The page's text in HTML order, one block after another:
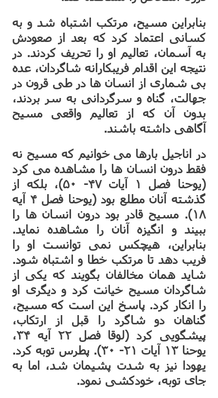
بنابراین مسیح، مرتکب اشتباه شد و به
کسانی اعتماد کرد که بعد از صعودش
به آسمان، تعالیم او را تحریف کردند. در
نتیجه این اقدام فریبکارانه شاگردان، عده
بی شماری از انسان ها در طی قرون در
جهالت، گناه و سرگردانی به سر بردند،
بدون آن که از تعالیم واقعی مسیح
آگاهی داشته باشند.
در اناجیل بارها می خوانیم که مسیح نه
فقط درون انسان ها را مشاهده می کرد
(یوحنا فصل ۱ آیات ۴۷- ۵۰)، بلکه از
گذشته آنان مطلع بود (یوحنا فصل ۴ آیه
۱۸). مسیح قادر بود درون انسان ها را
ببیند و انگیزه آنان را مشاهده نماید.
بنابراین، هیچکس نمی توانست او را
فریب دهد تا مرتکب خطا و اشتباه شود.
شاید همان مخالفان بگویند که یکی از
شاگردان مسیح خیانت کرد و دیگری او
را انکار کرد. پاسخ این است که مسیح،
گناهان دو شاگرد را قبل از ارتکاب،
پیشگویی کرد (لوقا فصل ۲۲ آیه ۳۴،
یوحنا ۱۳ آیات ۲۱- ۳۰). پطرس توبه کرد.
یهودا نیز به شدت پشیمان شد، اما به
جای توبه، خودکشی نمود.